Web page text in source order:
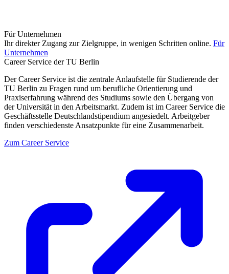
Für Unternehmen
Ihr direkter Zugang zur Zielgruppe, in wenigen Schritten online. Für
Unternehmen
Career Service der TU Berlin
Der Career Service ist die zentrale Anlaufstelle für Studierende der
TU Berlin zu Fragen rund um berufliche Orientierung und
Praxiserfahrung während des Studiums sowie den Übergang von
der Universität in den Arbeitsmarkt. Zudem ist im Career Service die
Geschäftsstelle Deutschlandstipendium angesiedelt. Arbeitgeber
finden verschiedenste Ansatzpunkte für eine Zusammenarbeit.
Zum Career Service